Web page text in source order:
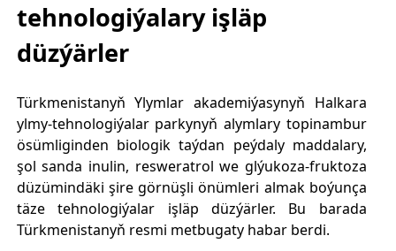
tehnologiýalary işläp
düzýärler
Türkmenistanyň Ylymlar akademiýasynyň Halkara
ylmy-tehnologiýalar parkynyň alymlary topinambur
ösümliginden biologik taýdan peýdaly maddalary,
şol sanda inulin, resweratrol we glýukoza-fruktoza
düzümindäki şire görnüşli önümleri almak boýunça
täze tehnologiýalar işläp düzýärler. Bu barada
Türkmenistanyň resmi metbugaty habar berdi.